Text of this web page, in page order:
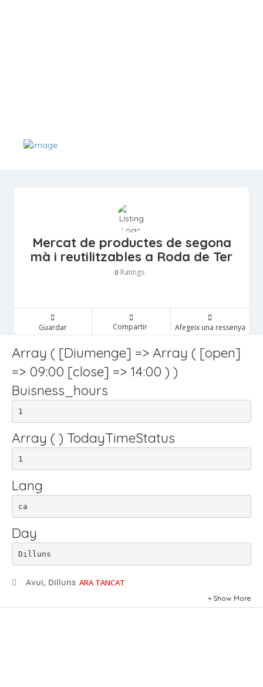
Mercat de productes de segona
mà i reutilitzables a Roda de Ter
0 Ratings
Guardar Compartir Afegeix una ressenya
Array ( [Diumenge] => Array ( [open]
=> 09:00 [close] => 14:00 ) )
Buisness_hours
1
Array ( ) TodayTimeStatus
1
Lang
ca
Day
Dilluns
Avui, Dilluns ARA TANCAT
Show More